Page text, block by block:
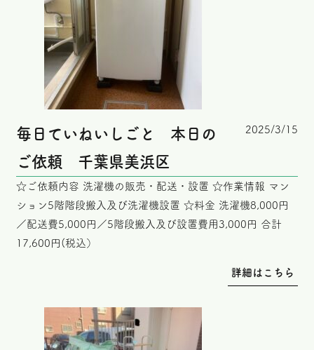
毎日ていねいしごと 本日の
ご依頼 千葉県美浜区
2025/3/15
☆ご依頼内容 洗濯機の販売・配送・設置 ☆作業情報 マン
ション5階階段搬入及び洗濯機設置 ☆料金 洗濯機8,000円
／配送費5,000円／5階段搬入及び設置費用3,000円 合計
17,600円(税込）
詳細はこちら